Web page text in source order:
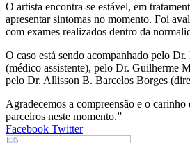
O artista encontra-se estável, em
apresentar sintomas no momento. Foi
com exames realizados dentro da
O caso está sendo acompanhado pelo
(médico assistente), pelo Dr. Guilherme
pelo Dr. Allisson B. Barcelos Borges
Agradecemos a compreensão e o carinho
parceiros neste momento.”
Facebook TwitterGoogle+
LinkedIn
StumbleUpon
Tumblr
Pinterest
Reddit
VKontakte
Share
Print